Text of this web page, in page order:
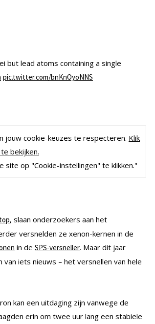
but lead atoms containing a single
pic.twitter.com/bnKnOyoNNS
jouw cookie-keuzes te respecteren. Klik
bekijken.
site op "Cookie-instellingen" te klikken."
, slaan onderzoekers aan het
versnelden ze xenon-kernen in de
in de SPS-versneller. Maar dit jaar
iets nieuws – het versnellen van hele
kan een uitdaging zijn vanwege de
erin om twee uur lang een stabiele